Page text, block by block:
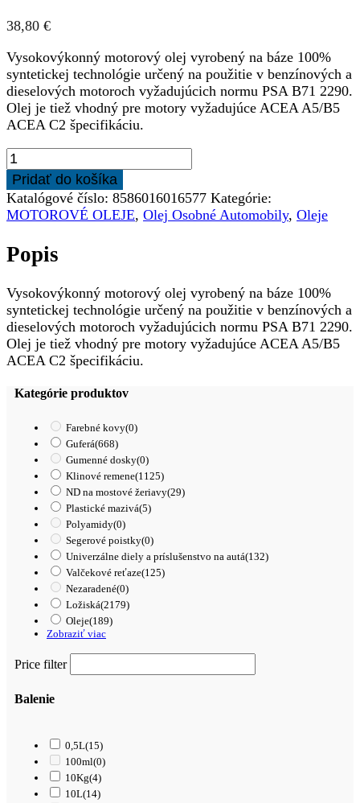
38,80 €
Vysokovýkonný motorový olej vyrobený na báze 100%
syntetickej technológie určený na použitie v benzínových a
dieselových motoroch vyžadujúcich normu PSA B71 2290.
Olej je tiež vhodný pre motory vyžadujúce ACEA A5/B5
ACEA C2 špecifikáciu.
množstvo
DYNAMAX
PREMIUM
ULTRA
C2
30
Pridať do košíka
Katalógové číslo: 8586016016577 Kategórie:
MOTOROVÉ OLEJE, Olej Osobné Automobily, Oleje
Popis
Vysokovýkonný motorový olej vyrobený na báze 100%
syntetickej technológie určený na použitie v benzínových a
dieselových motoroch vyžadujúcich normu PSA B71 2290.
Olej je tiež vhodný pre motory vyžadujúce ACEA A5/B5
ACEA C2 špecifikáciu.
Kategórie produktov
Farebné kovy(0)
Guferá(668)
Gumenné dosky(0)
Klinové remene(1125)
ND na mostové žeriavy(29)
Plastické mazivá(5)
Polyamidy(0)
Segerové poistky(0)
Univerzálne diely a príslušenstvo na autá(132)
Valčekové reťaze(125)
Nezaradené(0)
Ložiská(2179)
Oleje(189)
Zobraziť viac
Price filter
Balenie
0,5L(15)
100ml(0)
10Kg(4)
10L(14)